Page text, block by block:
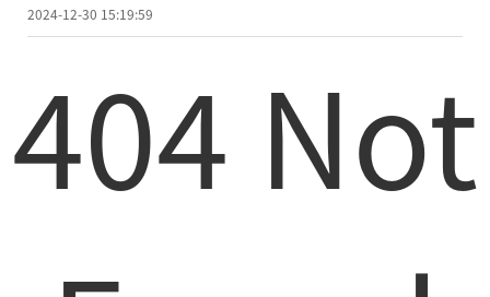
2024-12-30 15:19:59
404 Not